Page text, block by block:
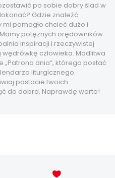
po sobie dobry ślad w
Gdzie znaleźć
pomogło chcieć dużo i
potężnych orędowników.
inspiracji i rzeczywistej
człowieka. Modlitwa
dnia”, którego postać
liturgicznego.
postacie twoich
do dobra. Naprawdę warto!